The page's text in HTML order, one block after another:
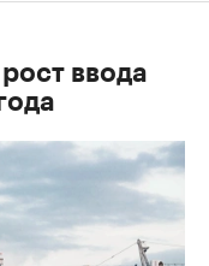
ввода